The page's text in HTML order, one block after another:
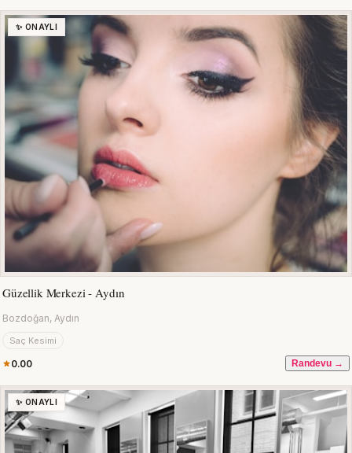
✨ ONAYLI
Güzellik Merkezi - Aydın
Bozdoğan, Aydın
Saç Kesimi
0.00 Randevu →
✨ ONAYLI